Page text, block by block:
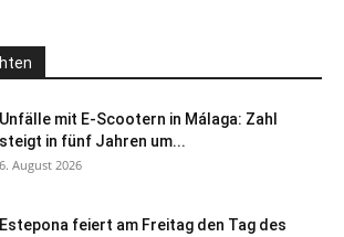
Unfälle mit E-Scootern in Málaga: Zahl
steigt in fünf Jahren um...
6. August 2026
Estepona feiert am Freitag den Tag des